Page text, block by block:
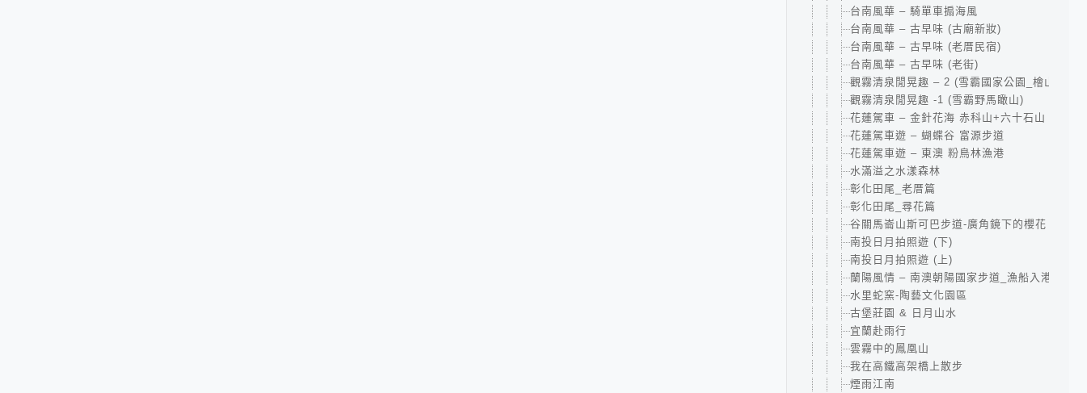
台南風華 – 騎單車搧海風
台南風華 – 古早味 (古廟新妝)
台南風華 – 古早味 (老厝民宿)
台南風華 – 古早味 (老街)
觀霧清泉閒晃趣 – 2 (雪霸國家公園_檜山巨木
觀霧清泉閒晃趣 -1 (雪霸野馬瞰山)
花蓮駕車 – 金針花海 赤科山+六十石山
花蓮駕車遊 – 蝴蝶谷 富源步道
花蓮駕車遊 – 東澳 粉鳥林漁港
水滿溢之水漾森林
彰化田尾_老厝篇
彰化田尾_尋花篇
谷關馬崙山斯可巴步道-廣角鏡下的櫻花
南投日月拍照遊 (下)
南投日月拍照遊 (上)
蘭陽風情 – 南澳朝陽國家步道_漁船入港
水里蛇窯-陶藝文化園區
古堡莊園 & 日月山水
宜蘭赴雨行
雲霧中的鳳凰山
我在高鐵高架橋上散步
煙雨江南